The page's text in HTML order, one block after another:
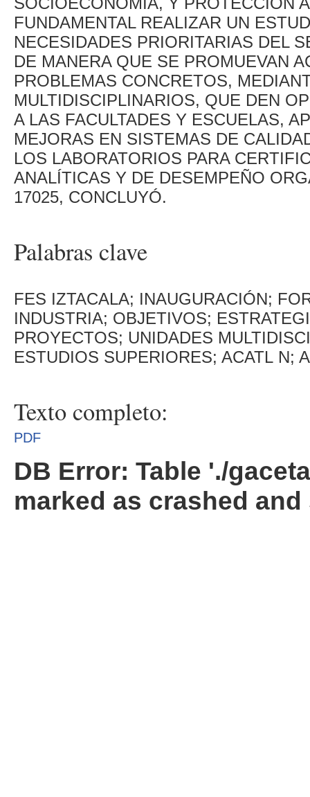
FUNDAMENTAL REALIZAR UN
NECESIDADES PRIORITARIAS DEL
DE MANERA QUE SE PROMUEVAN
PROBLEMAS CONCRETOS,
MULTIDISCIPLINARIOS, QUE DEN
A LAS FACULTADES Y ESCUELAS,
MEJORAS EN SISTEMAS DE
LOS LABORATORIOS PARA
ANALÍTICAS Y DE DESEMPEÑO
17025, CONCLUYÓ.
Palabras clave
FES IZTACALA; INAUGURACIÓN;
INDUSTRIA; OBJETIVOS;
PROYECTOS; UNIDADES
ESTUDIOS SUPERIORES; ACATL N;
Texto completo:
PDF
DB Error: Table './
marked as crashed